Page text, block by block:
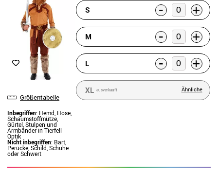
Größentabelle
Inbegriffen: Hemd, Hose,
Schaumstoffmütze,
Gürtel, Stulpen und
Armbänder in Tierfell-
Optik
Nicht inbegriffen: Bart,
Perücke, Schild, Schuhe
oder Schwert
S - +
M - +
L - +
XL ausverkauft Ähnliche